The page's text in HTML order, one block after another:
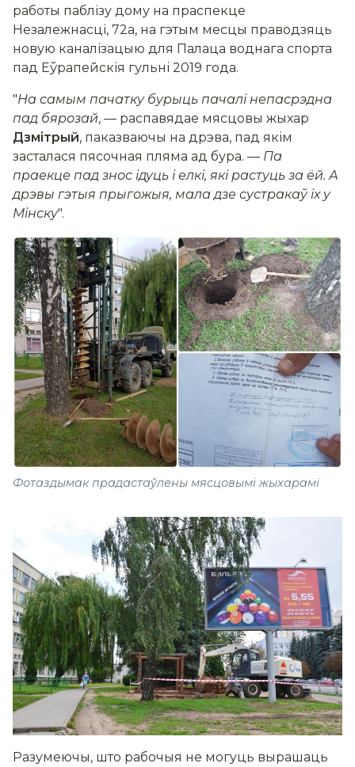
работы паблізу дому на праспекце
Незалежнасці, 72а, на гэтым месцы праводзяць
новую каналізацыю для Палаца воднага спорта
пад Еўрапейскія гульні 2019 года.
"На самым пачатку бурыць пачалі непасрэдна
пад бярозай, — распавядае мясцовы жыхар
Дзмітрый, паказваючы на дрэва, пад якім
засталася пясочная пляма ад бура. — Па
праекце пад знос ідуць і елкі, які растуць за ёй. А
дрэвы гэтыя прыгожыя, мала дзе сустракаў іх у
Мінску".
Фотаздымак прадастаўлены мясцовымі жыхарамі
Разумеючы, што рабочыя не могуць вырашаць